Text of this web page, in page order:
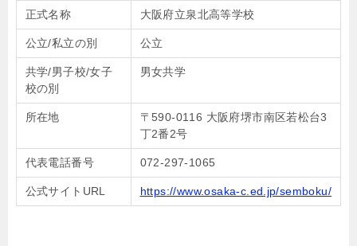
正式名称 大阪府立泉北高等学校
公立/私立の別 公立
共学/男子校/女子
校の別
男女共学
所在地
〒590-0116 大阪府堺市南区若松台3
丁2番2号
代表電話番号 072-297-1065
公式サイトURL https://www.osaka-c.ed.jp/semboku/